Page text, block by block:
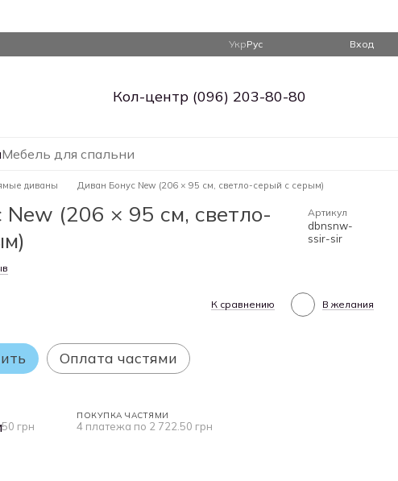
УкрРус Вход
Кол-центр (096) 203-80-80
Мебель для спальни
диваны Диван Бонус New (206 × 95 см, светло-серый с серым)
(206 × 95 см, светло-
Артикул
dbnsnw-
ssir-sir
К сравнению В желания
Оплата частями
грн
ПОКУПКА ЧАСТЯМИ
4 платежа по 2 722.50 грн